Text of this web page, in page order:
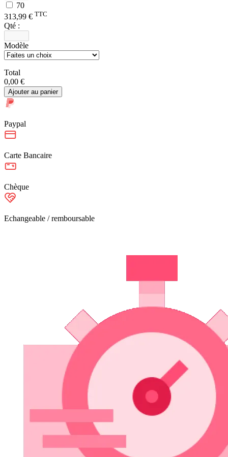
70
313,99 € TTC
Qté :
Modèle
Total
0,00 €
Ajouter au panier
Paypal
Carte Bancaire
Chèque
Echangeable / remboursable